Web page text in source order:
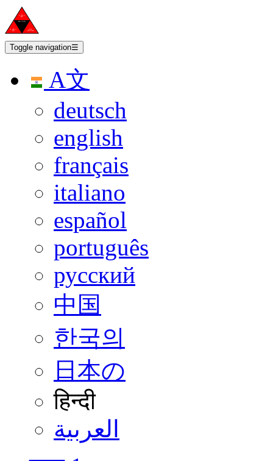
Toggle navigation☰
A文
deutsch
english
français
italiano
español
português
русский
中国
한국의
日本の
हिन्दी
العربية